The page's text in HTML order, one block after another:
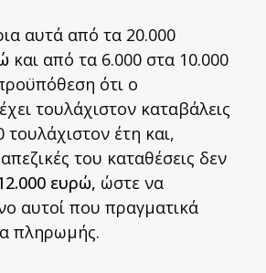
αυτά από τα 20.000
και από τα 6.000 στα 10.000
ότι ο
τουλάχιστον καταβάλεις
τουλάχιστον έτη και,
του καταθέσεις δεν
ευρώ, ώστε να
αυτοί που πραγματικά
πληρωμής.